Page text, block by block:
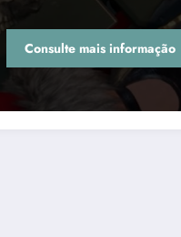
Consulte mais informação